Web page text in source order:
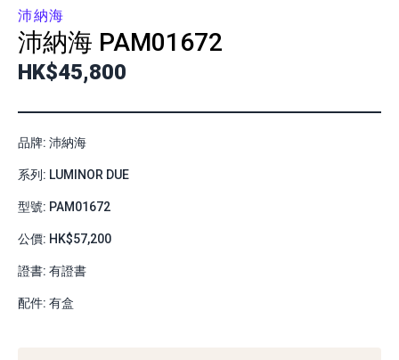
沛納海
沛納海 PAM01672
HK$45,800
品牌: 沛納海
系列: LUMINOR DUE
型號: PAM01672
公價: HK$57,200
證書: 有證書
配件: 有盒